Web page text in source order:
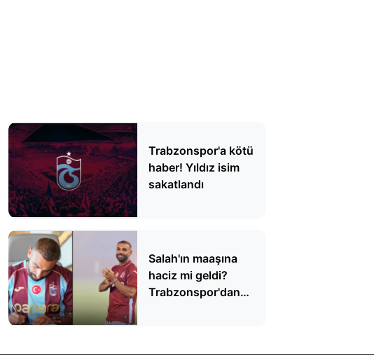
Trabzonspor'a kötü
haber! Yıldız isim
sakatlandı
Salah'ın maaşına
haciz mi geldi?
Trabzonspor'dan